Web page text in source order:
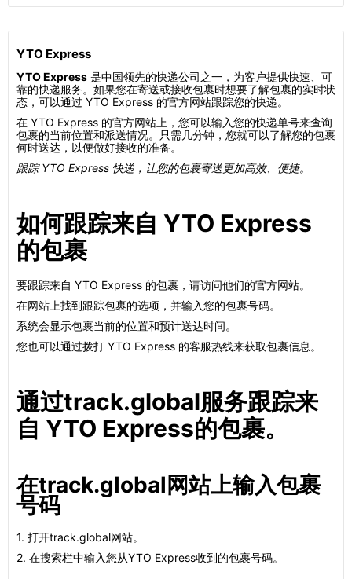
YTO Express
YTO Express 是中国领先的快递公司之一，为客户提供快速、可
靠的快递服务。如果您在寄送或接收包裹时想要了解包裹的实时状
态，可以通过 YTO Express 的官方网站跟踪您的快递。
在 YTO Express 的官方网站上，您可以输入您的快递单号来查询
包裹的当前位置和派送情况。只需几分钟，您就可以了解您的包裹
何时送达，以便做好接收的准备。
跟踪 YTO Express 快递，让您的包裹寄送更加高效、便捷。
如何跟踪来自 YTO Express
的包裹
要跟踪来自 YTO Express 的包裹，请访问他们的官方网站。
在网站上找到跟踪包裹的选项，并输入您的包裹号码。
系统会显示包裹当前的位置和预计送达时间。
您也可以通过拨打 YTO Express 的客服热线来获取包裹信息。
通过track.global服务跟踪来
自 YTO Express的包裹。
在track.global网站上输入包裹
号码
1. 打开track.global网站。
2. 在搜索栏中输入您从YTO Express收到的包裹号码。